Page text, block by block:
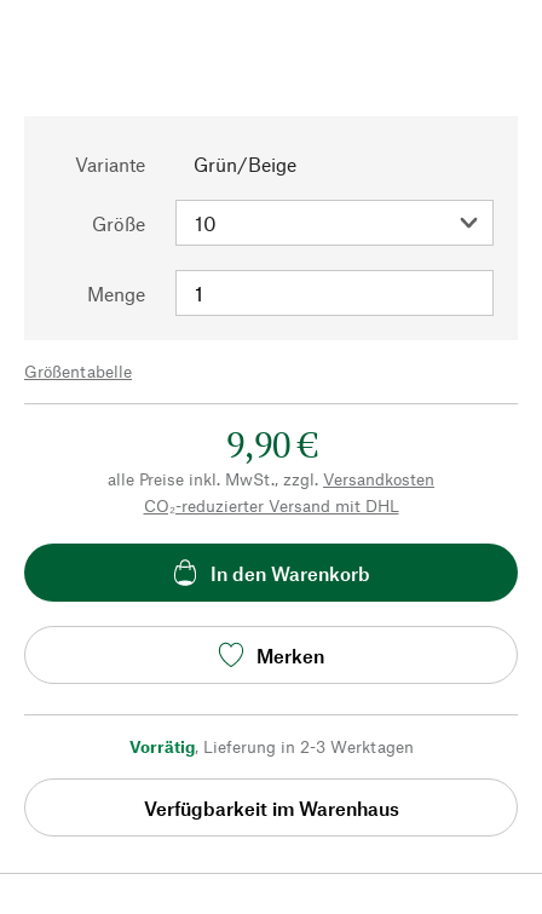
Variante Grün/Beige
Größe
Menge
Größentabelle
9,90 €
alle Preise inkl. MwSt., zzgl. Versandkosten
CO₂-reduzierter Versand mit DHL
In den Warenkorb
Merken
Vorrätig, Lieferung in 2-3 Werktagen
Verfügbarkeit im Warenhaus